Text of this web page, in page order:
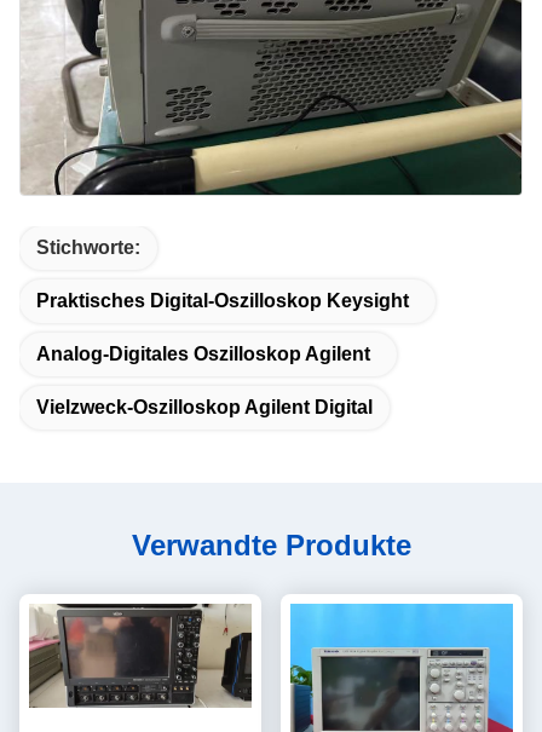
Stichworte:
Praktisches Digital-Oszilloskop Keysight
Analog-Digitales Oszilloskop Agilent
Vielzweck-Oszilloskop Agilent Digital
Verwandte Produkte